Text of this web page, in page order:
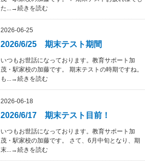
た...→続きを読む
2026-06-25
2026/6/25 期末テスト期間
いつもお世話になっております。教育サポート加
茂・駅家校の加藤です。 期末テストの時期ですね。
も...→続きを読む
2026-06-18
2026/6/17 期末テスト目前！
いつもお世話になっております。教育サポート加
茂・駅家校の加藤です。 さて、6月中旬となり、期
末...→続きを読む